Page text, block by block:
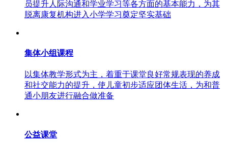
员提升人际沟通和学业学习等各方面的基本能力，为其
脱离康复机构进入小学学习奠定坚实基础
集体小组课程
以集体教学形式为主，着重于课堂良好常规表现的养成
和社交能力的提升，使儿童初步适应团体生活，为和普
通小朋友进行融合做准备
公益课堂